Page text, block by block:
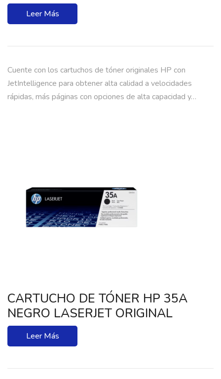
Leer Más
Cuente con los cartuchos de tóner originales HP con
JetIntelligence para obtener alta calidad a velocidades
rápidas, más páginas con opciones de alta capacidad y…
CARTUCHO DE TÓNER HP 35A
NEGRO LASERJET ORIGINAL
Leer Más